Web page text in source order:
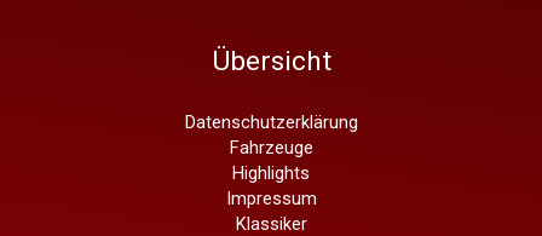
Übersicht
Datenschutzerklärung
Fahrzeuge
Highlights
Impressum
Klassiker